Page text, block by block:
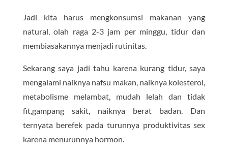
Jadi kita harus mengkonsumsi makanan yang
natural, olah raga 2-3 jam per minggu, tidur dan
membiasakannya menjadi rutinitas.
Sekarang saya jadi tahu karena kurang tidur, saya
mengalami naiknya nafsu makan, naiknya kolesterol,
metabolisme melambat, mudah lelah dan tidak
fit,gampang sakit, naiknya berat badan. Dan
ternyata berefek pada turunnya produktivitas sex
karena menurunnya hormon.